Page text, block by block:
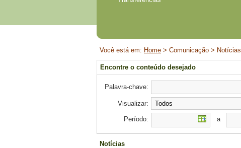
Início
conteúdo
Você está em: Home > Comunicação > Notícias
Encontre o conteúdo desejado
Palavra-chave:
Visualizar:
Período: a
Notícias